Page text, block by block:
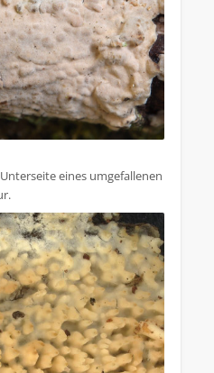
eines umgefallenen